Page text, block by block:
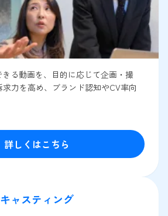
る動画を、目的に応じて企画・撮
力を高め、ブランド認知やCV率向
詳しくはこちら
キャスティング